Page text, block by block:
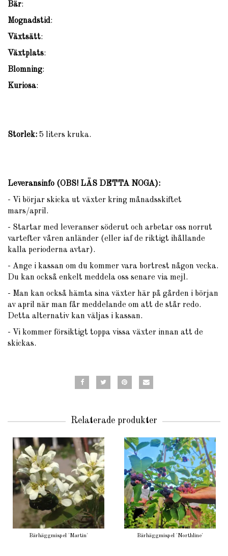
Bär:
Mognadstid:
Växtsätt:
Växtplats:
Blomning:
Kuriosa:
Storlek: 5 liters kruka.
Leveransinfo (OBS! LÄS DETTA NOGA):
- Vi börjar skicka ut växter kring månadsskiftet
mars/april.
- Startar med leveranser söderut och arbetar oss norrut
vartefter våren anländer (eller iaf de riktigt ihållande
kalla perioderna avtar).
- Ange i kassan om du kommer vara bortrest någon vecka.
Du kan också enkelt meddela oss senare via mejl.
- Man kan också hämta sina växter här på gården i början
av april när man får meddelande om att de står redo.
Detta alternativ kan väljas i kassan.
- Vi kommer försiktigt toppa vissa växter innan att de
skickas.
Relaterade produkter
Bärhäggmispel 'Martin' Bärhäggmispel 'Northline'